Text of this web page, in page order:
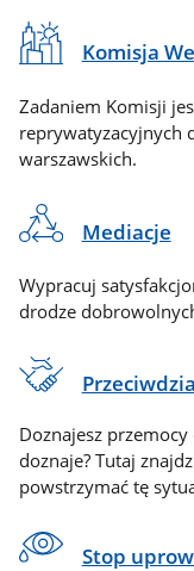
Komisja
Zadaniem Komisji
reprywatyzacyjnych
warszawskich.
Mediacje
Wypracuj
drodze
Doznajesz
doznaje? Tutaj
powstrzymać tę
Stop